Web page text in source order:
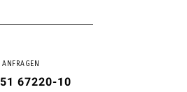
67220-10